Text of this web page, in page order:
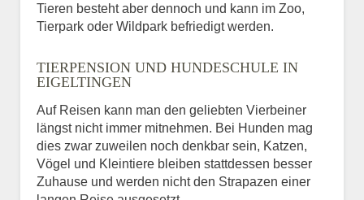
Tieren besteht aber dennoch und kann im Zoo,
Tierpark oder Wildpark befriedigt werden.
TIERPENSION UND HUNDESCHULE IN
EIGELTINGEN
Auf Reisen kann man den geliebten Vierbeiner
längst nicht immer mitnehmen. Bei Hunden mag
dies zwar zuweilen noch denkbar sein, Katzen,
Vögel und Kleintiere bleiben stattdessen besser
Zuhause und werden nicht den Strapazen einer